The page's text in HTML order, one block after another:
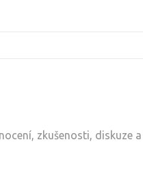
zkušenosti, diskuze